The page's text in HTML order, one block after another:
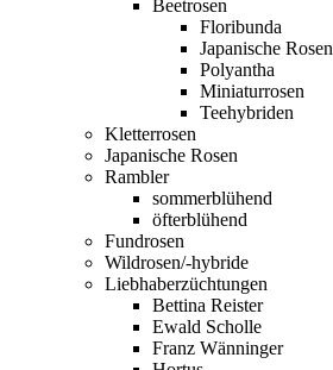
Beetrosen
Floribunda
Japanische Rosen
Polyantha
Miniaturrosen
Teehybriden
Kletterrosen
Japanische Rosen
Rambler
sommerblühend
öfterblühend
Fundrosen
Wildrosen/-hybride
Liebhaberzüchtungen
Bettina Reister
Ewald Scholle
Franz Wänninger